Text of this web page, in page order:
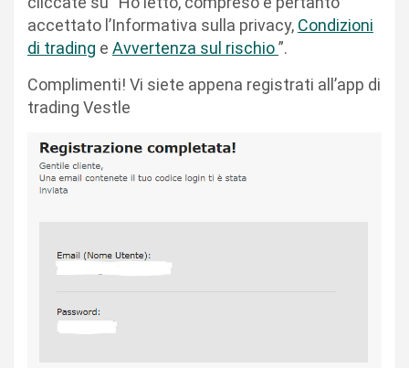
accettato l’Informativa sulla privacy, Condizioni
di trading e Avvertenza sul rischio”.
Complimenti! Vi siete appena registrati all’app di
trading Vestle